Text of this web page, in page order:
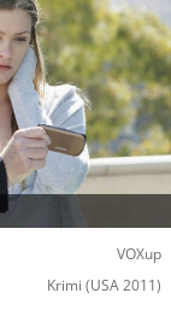
VOXup
Krimi (USA 2011)